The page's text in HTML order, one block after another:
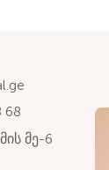
68
მე-6